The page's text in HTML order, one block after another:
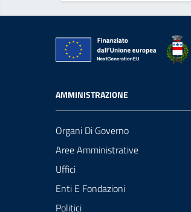
AMMINISTRAZIONE
Organi Di Governo
Aree Amministrative
Uffici
Enti E Fondazioni
Politici